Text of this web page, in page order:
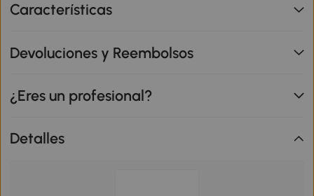
Características
Devoluciones y Reembolsos
¿Eres un profesional?
Detalles